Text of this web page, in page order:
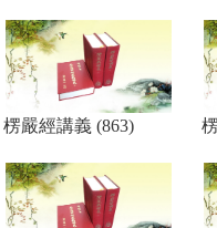
楞嚴經講義 (863)